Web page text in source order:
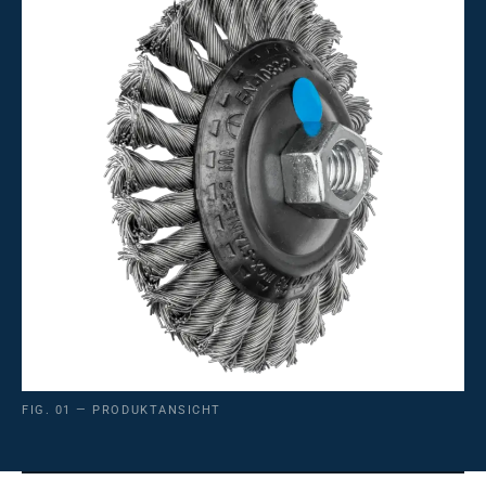
FIG. 01 — PRODUKTANSICHT